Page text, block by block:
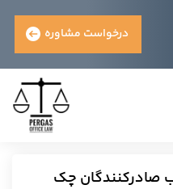
درخواست مشاوره
صادرکنندگان چک